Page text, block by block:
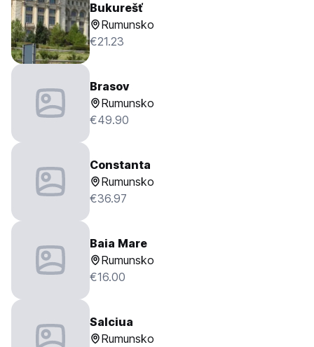
Bukurešť
Rumunsko
€21.23
Brasov
Rumunsko
€49.90
Constanta
Rumunsko
€36.97
Baia Mare
Rumunsko
€16.00
Salciua
Rumunsko